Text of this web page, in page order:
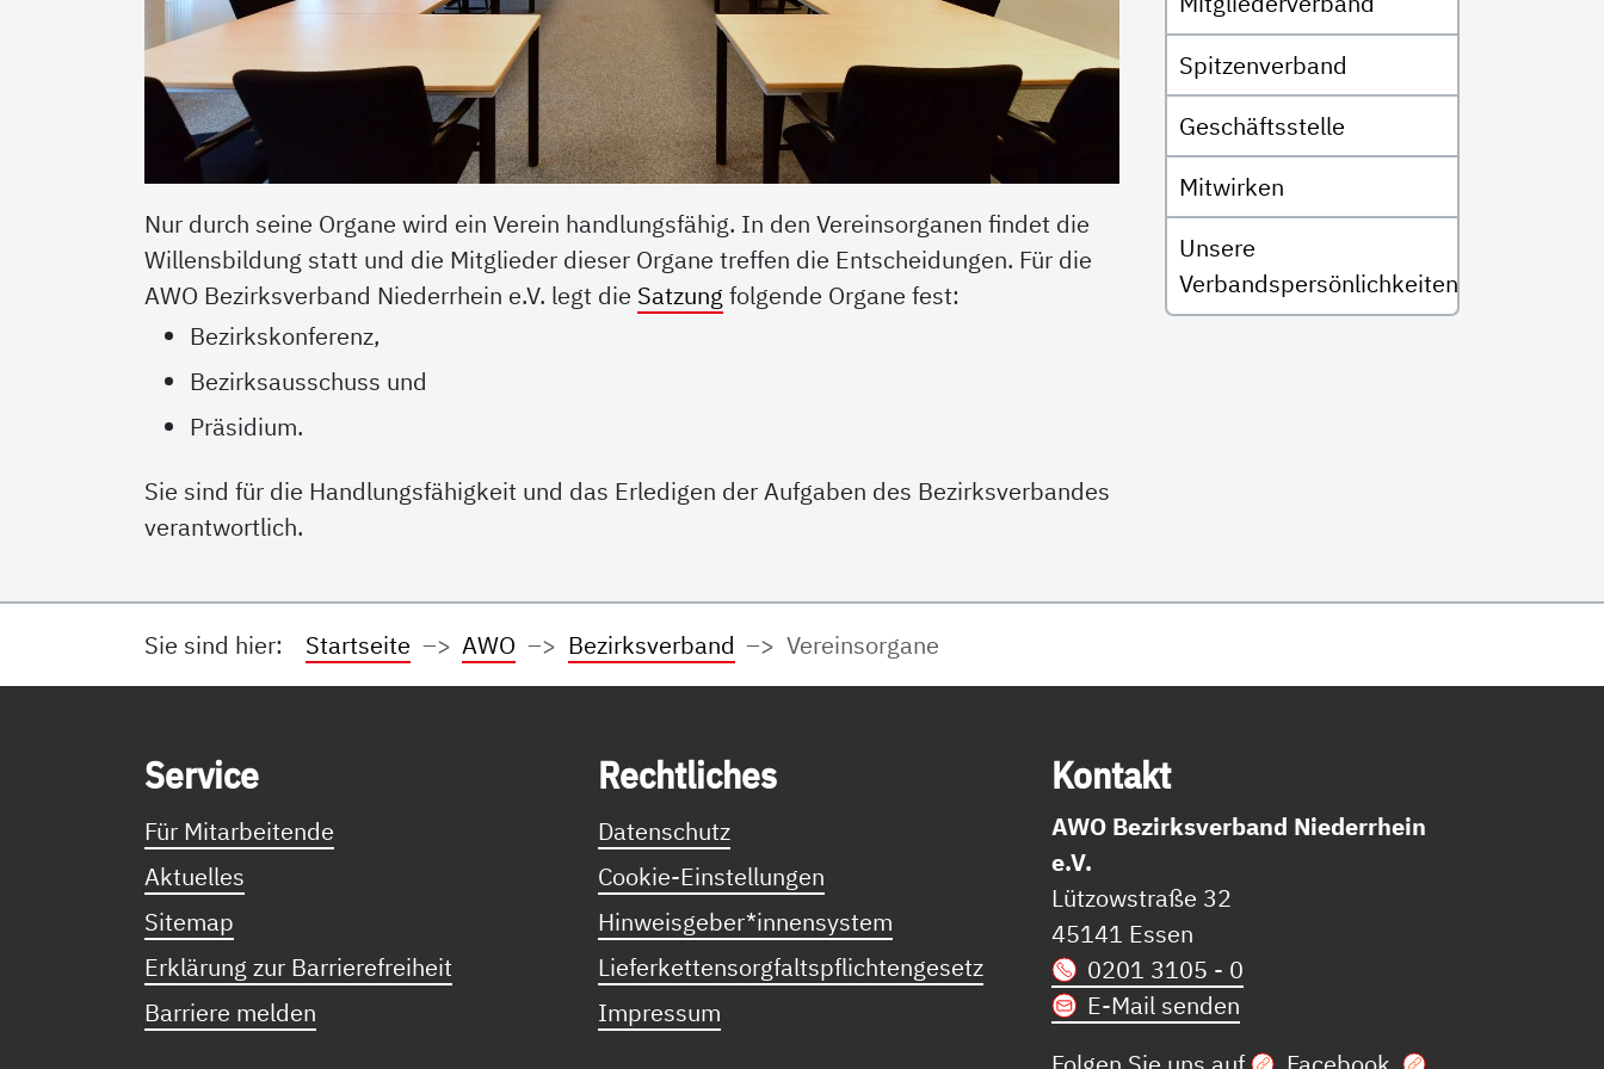
Nur durch seine Organe wird ein Verein handlungsfähig. In den Vereinsorganen findet die
Willensbildung statt und die Mitglieder dieser Organe treffen die Entscheidungen. Für die
AWO Bezirksverband Niederrhein e.V. legt die Satzung folgende Organe fest:
Bezirkskonferenz,
Bezirksausschuss und
Präsidium.
Sie sind für die Handlungsfähigkeit und das Erledigen der Aufgaben des Bezirksverbandes
verantwortlich.
Spitzenverband
Geschäftsstelle
Mitwirken
Unsere
Verbandspersönlichkeiten
Sie sind hier: Startseite AWO Bezirksverband Vereinsorgane
Ser­vice
Für Mitarbeitende
Aktuelles
Sitemap
Erklärung zur Barrierefreiheit
Barriere melden
Recht­li­ches
Datenschutz
Cookie-Einstellungen
Hinweisgeber*innensystem
Lieferkettensorgfaltspflichtengesetz
Impressum
Kon­takt
AWO Bezirksverband Niederrhein
e.V.
Lützowstraße 32
45141 Essen
0201 3105 - 0
E-Mail senden